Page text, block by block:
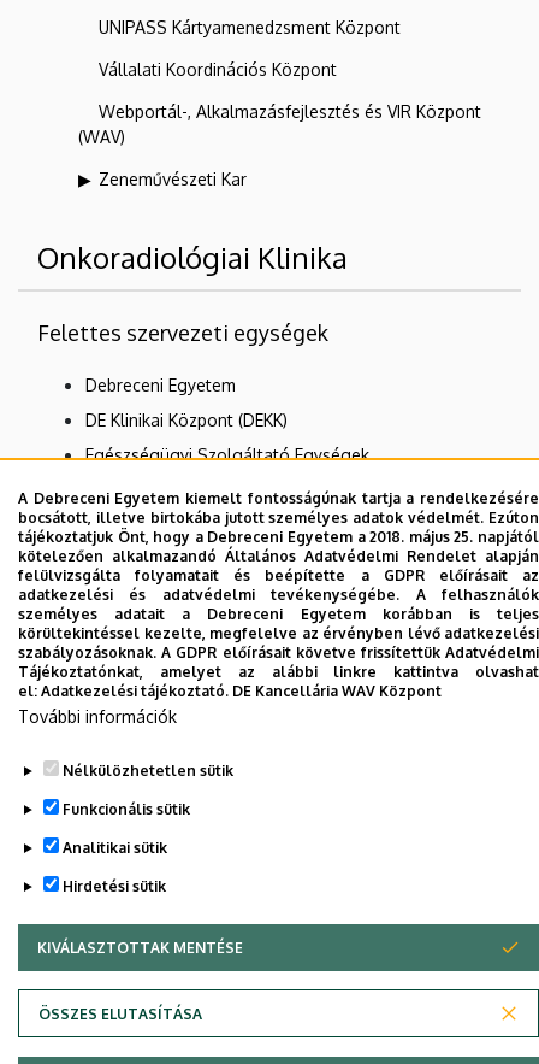
UNIPASS Kártyamenedzsment Központ
Vállalati Koordinációs Központ
Webportál-, Alkalmazásfejlesztés és VIR Központ
(WAV)
Zeneművészeti Kar
Onkoradiológiai Klinika
Felettes szervezeti egységek
Debreceni Egyetem
DE Klinikai Központ (DEKK)
Egészségügyi Szolgáltató Egységek
Klinikák
Dolgozói adatmódosítás igénylése a DE
telefonkönyvében|Külső személyek rögzítése a
DE telefonkönyvében|Súgó|Hibabejelentés
Szerzői jog © 2026 Unideb
A Debreceni Egyetem kiemelt fontosságúnak tartja a rendelkezésére
bocsátott, illetve birtokába jutott személyes adatok védelmét. Ezúton
tájékoztatjuk Önt, hogy a Debreceni Egyetem a 2018. május 25. napjától
kötelezően alkalmazandó Általános Adatvédelmi Rendelet alapján
felülvizsgálta folyamatait és beépítette a GDPR előírásait az
adatkezelési és adatvédelmi tevékenységébe. A felhasználók
személyes adatait a Debreceni Egyetem korábban is teljes
körültekintéssel kezelte, megfelelve az érvényben lévő adatkezelési
szabályozásoknak. A GDPR előírásait követve frissítettük Adatvédelmi
Tájékoztatónkat, amelyet az alábbi linkre kattintva olvashat
el: Adatkezelési tájékoztató. DE Kancellária WAV Központ
További információk
Nélkülözhetetlen sütik
Funkcionális sütik
Analitikai sütik
Hirdetési sütik
KIVÁLASZTOTTAK MENTÉSE
ÖSSZES ELUTASÍTÁSA
WITHDRAW CONSENT